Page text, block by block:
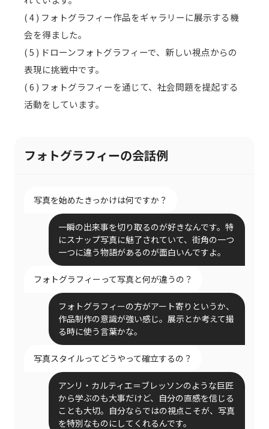
( 4 ) フォトグラフィー作品をギャラリーに展示する機
会を得ました。
( 5 ) ドローンフォトグラフィーで、新しい視点からの
表現に挑戦中です。
( 6 ) フォトグラフィーを通じて、社会問題を提起する
活動をしています。
フォトグラフィーの会話例
写真を始めたきっかけは何ですか？
一瞬の出来事を切り取るのが好きなんです。特
にスナップ写真に魅了されていて、街角の一つ
一つに違う物語があるのが面白いんですよ。
フォトグラフィーって写真と何が違うの？
フォトグラフィーの方がアート寄りというか、
作品制作の意識が強い感じ。展示とか考えて撮
る時に使う言葉かな。
写真スタイルってどうやって確立するの？
アンリ・カルティエ＝ブレッソンのような巨匠
から学ぶのも大事だけど、自分の直感を信じる
ことも大切。自分ならではの視点こそが、写真
を特別なものにしてくれるんです。